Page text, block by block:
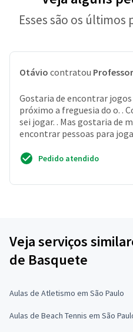
Esses são os últimos
Otávio contratou
Gostaria de encontrar jogos
próximo a freguesia do o. .
sei jogar. . Mas gostaria de
encontrar pessoas para
Pedido atendido
Veja serviços
de Basquete
Aulas de Atletismo em São Paulo
Aulas de Beach Tennis em São